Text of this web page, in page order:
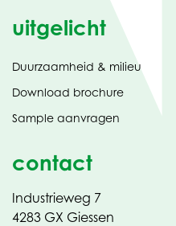
uitgelicht
Duurzaamheid & milieu
Download brochure(opent
Sample aanvragen
contact
Industrieweg 7
4283 GX Giessen